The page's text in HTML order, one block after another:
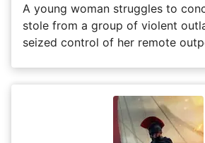
A young woman struggles to
stole from a group of violent
seized control of her remote